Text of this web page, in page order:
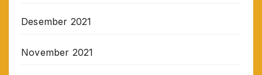
Desember 2021
November 2021